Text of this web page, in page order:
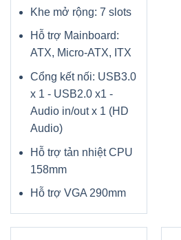
Khe mở rộng: 7 slots
Hỗ trợ Mainboard:
ATX, Micro-ATX, ITX
Cổng kết nối: USB3.0
x 1 - USB2.0 x1 -
Audio in/out x 1 (HD
Audio)
Hỗ trợ tản nhiệt CPU
158mm
Hỗ trợ VGA 290mm